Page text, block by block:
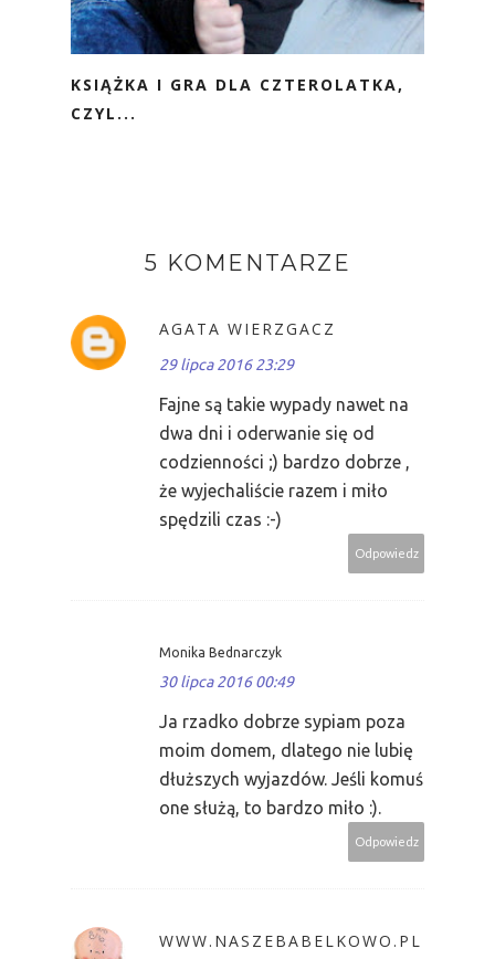
KSIĄŻKA I GRA DLA CZTEROLATKA,
CZYL...
5 KOMENTARZE
AGATA WIERZGACZ
29 lipca 2016 23:29
Fajne są takie wypady nawet na
dwa dni i oderwanie się od
codzienności ;) bardzo dobrze ,
że wyjechaliście razem i miło
spędzili czas :-)
Odpowiedz
Monika Bednarczyk
30 lipca 2016 00:49
Ja rzadko dobrze sypiam poza
moim domem, dlatego nie lubię
dłuższych wyjazdów. Jeśli komuś
one służą, to bardzo miło :).
Odpowiedz
WWW.NASZEBABELKOWO.PL